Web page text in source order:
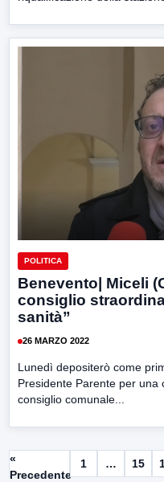
POLITICA
Benevento| Miceli
consiglio
sanità”
26 MARZO 2022
Lunedì depositerò come
Presidente Parente per una
consiglio comunale...
«
Precedente
1 … 15